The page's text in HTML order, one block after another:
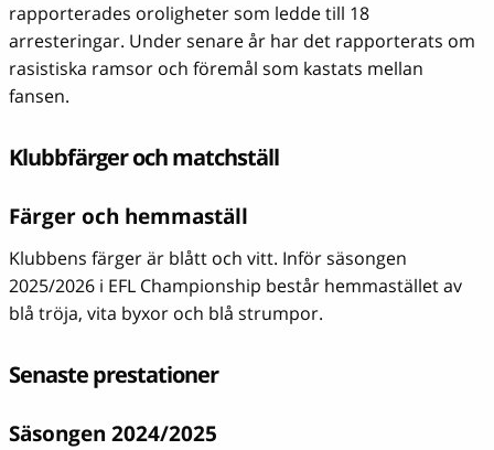
rapporterades oroligheter som ledde till 18
arresteringar. Under senare år har det rapporterats om
rasistiska ramsor och föremål som kastats mellan
fansen.
Klubbfärger och matchställ
Färger och hemmaställ
Klubbens färger är blått och vitt. Inför säsongen
2025/2026 i EFL Championship består hemmastället av
blå tröja, vita byxor och blå strumpor.
Senaste prestationer
Säsongen 2024/2025